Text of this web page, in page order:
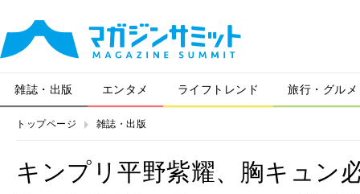
雑誌・出版 エンタメ ライフトレンド 旅行・グルメ
トップページ 雑誌・出版
キンプリ平野紫耀、胸キュン